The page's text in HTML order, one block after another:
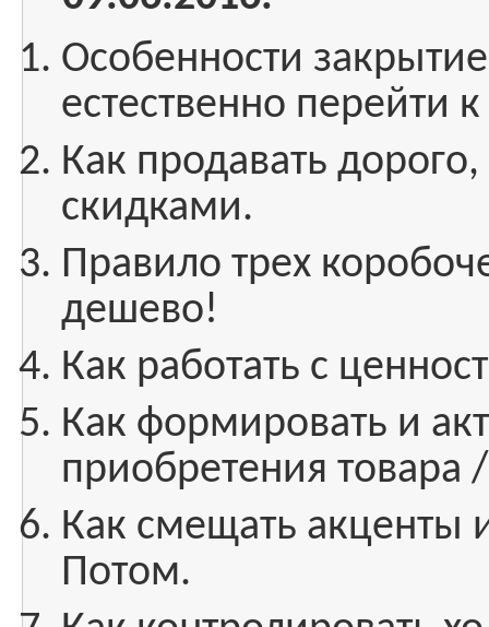
Особенности
естественно перейти
Как продавать
скидками.
Правило трех
дешево!
Как работать с
Как формировать и
приобретения товара
Как смещать акценты
Потом.